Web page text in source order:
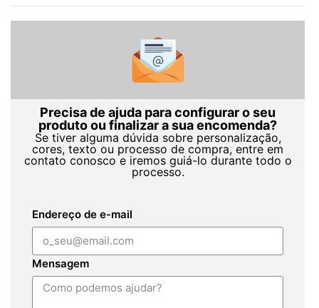
Precisa de ajuda para configurar o seu
produto ou finalizar a sua encomenda?
Se tiver alguma dúvida sobre personalização,
cores, texto ou processo de compra, entre em
contato conosco e iremos guiá-lo durante todo o
processo.
Endereço de e-mail
Mensagem